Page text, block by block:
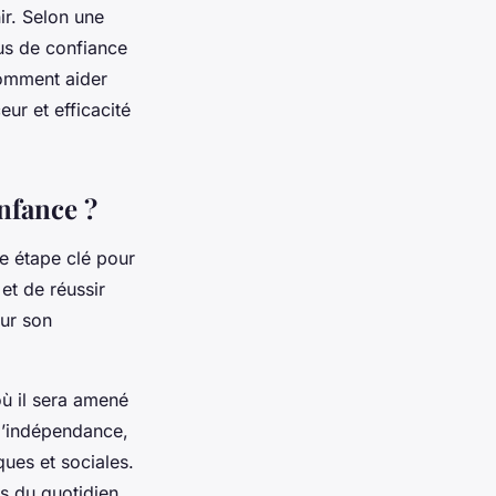
Selon une
de confiance
aider
et efficacité
?
étape clé pour
de réussir
son
il sera amené
et sociales.